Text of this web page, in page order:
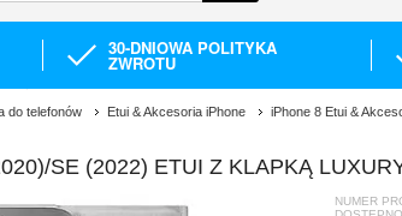
30-DNIOWA POLITYKA
ZWROTU
do telefonów Etui & Akcesoria iPhone iPhone 8 Etui &
SE (2022) ETUI Z KLAPKĄ
NUMER